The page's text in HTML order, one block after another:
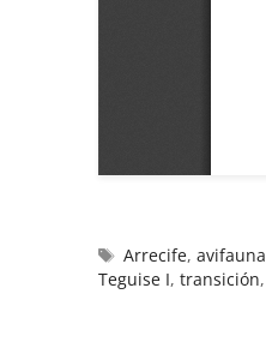
Arrecife,avifauna
Teguise I, transición,